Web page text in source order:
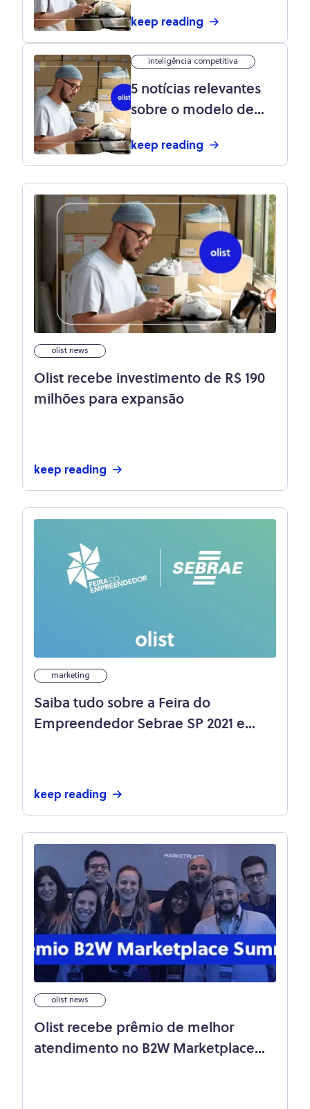
comportamento do
keep reading
inteligência competitiva
5 notícias relevantes
sobre o modelo de
to-consumer)
keep reading
olist news
Olist recebe investimento de R$ 190
milhões para expansão
keep reading
marketing
Saiba tudo sobre a Feira do
Empreendedor Sebrae SP 2021 e
keep reading
olist news
Olist recebe prêmio de melhor
atendimento no B2W Marketplace